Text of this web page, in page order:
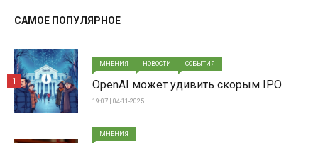
САМОЕ ПОПУЛЯРНОЕ
МНЕНИЯ НОВОСТИ СОБЫТИЯ
OpenAI может удивить скорым IPO
19:07 | 04-11-2025
1
МНЕНИЯ